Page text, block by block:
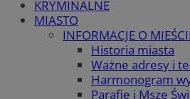
KRYMINALNE
MIASTO
INFORMACJE O
Historia miasta
Ważne adresy i
Harmonogram
Parafie i Msze